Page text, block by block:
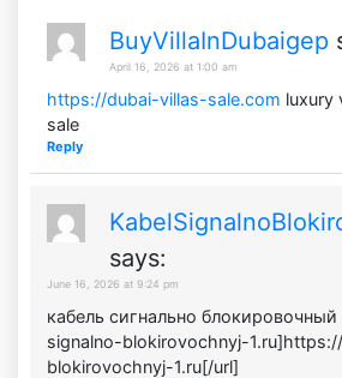
BuyVillaInDubaigep
April 16, 2026 at 1:00 am
https://dubai-villas-sale.com luxury
sale
Reply
says:
June 16, 2026 at 9:24 pm
кабель сигнально
signalno-blokirovochnyj-
blokirovochnyj-1.ru[/url]